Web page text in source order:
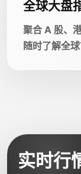
全球大盘
聚合 A 股、
随时了解全球
实时行